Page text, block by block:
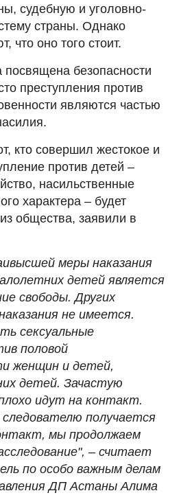
судебную и уголовно-
страны. Однако
что оно того стоит.
посвящена безопасности
преступления против
являются частью
кто совершил жестокое и
против детей –
насильственные
характера – будет
общества, заявили в
меры наказания
детей является
свободы. Других
не имеется.
сексуальные
половой
женщин и детей,
детей. Зачастую
идут на контакт.
получается
мы продолжаем
– считает
по особо важным делам
ДП Астаны Алима